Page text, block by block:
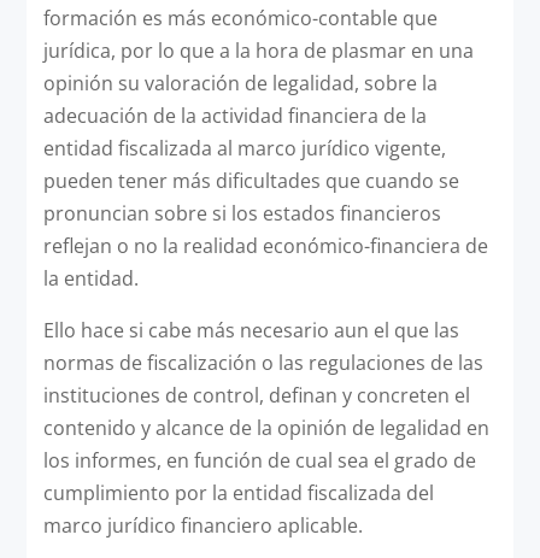
formación es más económico-contable que
jurídica, por lo que a la hora de plasmar en una
opinión su valoración de legalidad, sobre la
adecuación de la actividad financiera de la
entidad fiscalizada al marco jurídico vigente,
pueden tener más dificultades que cuando se
pronuncian sobre si los estados financieros
reflejan o no la realidad económico-financiera de
la entidad.
Ello hace si cabe más necesario aun el que las
normas de fiscalización o las regulaciones de las
instituciones de control, definan y concreten el
contenido y alcance de la opinión de legalidad en
los informes, en función de cual sea el grado de
cumplimiento por la entidad fiscalizada del
marco jurídico financiero aplicable.